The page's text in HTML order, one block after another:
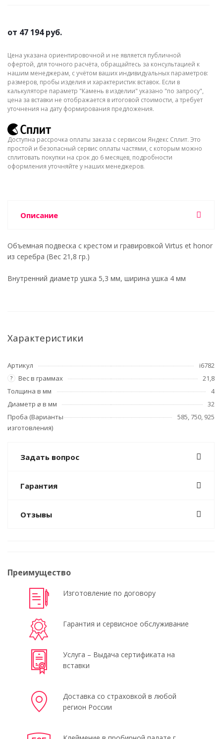
от 47 194 руб.
Цена указана ориентировочной и не является публичной
офертой, для точного расчёта, обращайтесь за консультацией к
нашим менеджерам, с учётом ваших индивидуальных параметров:
размеров, пробы изделия и характеристик вставок. Если в
калькуляторе параметр "Камень в изделии" указано "по запросу",
цена за вставки не отображается в итоговой стоимости, а требует
уточнения на дату формирования предложения.
Доступна рассрочка оплаты заказа с сервисом Яндекс Сплит. Это
простой и безопасный сервис оплаты частями, с которым можно
сплитовать покупки на срок до 6 месяцев, подробности
оформления уточняйте у наших менеджеров.
Описание
Объемная подвеска с крестом и гравировкой Virtus et honor
из серебра (Вес 21,8 гр.)
Внутренний диаметр ушка 5,3 мм, ширина ушка 4 мм
Характеристики
Артикул i6782
? Вес в граммах
21,8
Толщина в мм
4
Диаметр ⌀ в мм
32
Проба (Варианты
изготовления)
585, 750, 925
Задать вопрос
Гарантия
Отзывы
Преимущество
Изготовление по договору
Гарантия и сервисное обслуживание
Услуга – Выдача сертификата на
вставки
Доставка со страховкой в любой
регион России